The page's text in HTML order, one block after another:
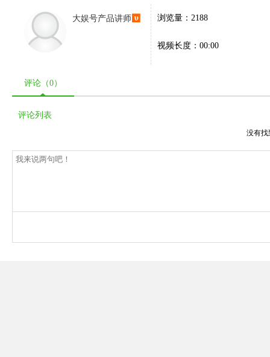
大娱号产品讲师 浏览量：2188
视频长度：00:00
评论（0）
评论列表
没有找